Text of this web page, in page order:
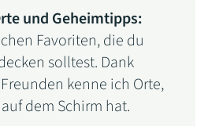
und Geheimtipps:
Favoriten, die du
solltest. Dank
kenne ich Orte,
dem Schirm hat.